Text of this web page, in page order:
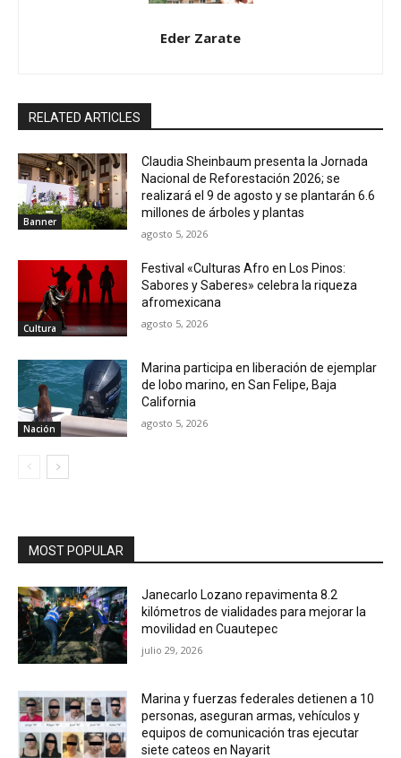
Eder Zarate
RELATED ARTICLES
Banner
Claudia Sheinbaum presenta la Jornada
Nacional de Reforestación 2026; se
realizará el 9 de agosto y se plantarán 6.6
millones de árboles y plantas
agosto 5, 2026
Cultura
Festival «Culturas Afro en Los Pinos:
Sabores y Saberes» celebra la riqueza
afromexicana
agosto 5, 2026
Nación
Marina participa en liberación de ejemplar
de lobo marino, en San Felipe, Baja
California
agosto 5, 2026
MOST POPULAR
Janecarlo Lozano repavimenta 8.2
kilómetros de vialidades para mejorar la
movilidad en Cuautepec
julio 29, 2026
Marina y fuerzas federales detienen a 10
personas, aseguran armas, vehículos y
equipos de comunicación tras ejecutar
siete cateos en Nayarit